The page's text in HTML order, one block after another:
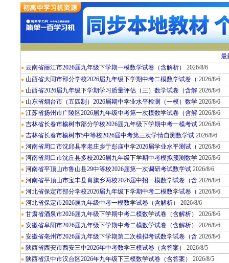
最
● 云南省丽江市2026届九年级下学期一模数学试卷（含解析） 2026/8/6
● 山西省大同市部分学校2026届九年级下学期中考二模数学试卷（ 2026/8/6
● 山西省2026届九年级下学期学习质量评估（三）数学试卷（含解 2026/8/6
● 山东省烟台市（五四制）2026届期中学业水平检测（一模）数学 2026/8/6
● 江苏省扬州市广陵区2026届九年级中考第一次模数学试卷（含解 2026/8/6
● 吉林省长春市榆树市部分学校2026届九年级下学期中考一模考试 2026/8/6
● 吉林省长春市榆树市5中等校2026届中考第三次学情自测数学试 2026/8/6
● 河南省周口市沈邱县李老庄乡亍彭庙中学2026届学业水平测试（ 2026/8/6
● 河南省周口市沈丘县多校2026届九年级下学期中考模拟预测数学 2026/8/6
● 河南省平顶山市鲁山县29中等校2026届第一次调研考试数学试 2026/8/6
● 河南省平顶山市宝丰县肖旗乡两校2026届中招一模数学试卷（含 2026/8/6
● 河北省保定市部分学校2026届九年级下学期中考二模数学试卷（ 2026/8/6
● 河北省保定市2026届九年级中考一模数学试卷（含解析） 2026/8/6
● 甘肃省酒泉市2026届九年级下学期中考二模数学试卷（含解析） 2026/8/6
● 安徽省阜阳市2026届九年级下学期中考二模数学试卷（含解析） 2026/8/6
● 安徽省亳州市2026届九年级下学期第二次模拟考试数学试卷（含 2026/8/6
● 陕西省西安市西安三中2026年中考数学三模试卷（含答案） 2026/8/5
● 陕西省汉中市汉台区2026年九年级下三模数学试卷（含答案） 2026/8/5